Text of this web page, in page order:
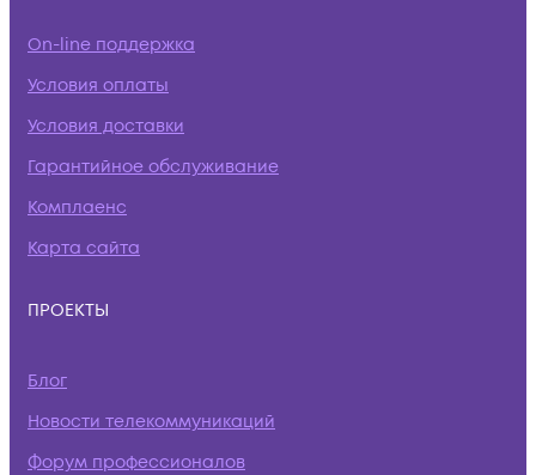
On-line поддержка
Условия оплаты
Условия доставки
Гарантийное обслуживание
Комплаенс
Карта сайта
ПРОЕКТЫ
Блог
Новости телекоммуникаций
Форум профессионалов